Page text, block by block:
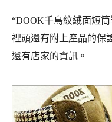
“DOOK千島紋絨面短
裡頭還有附上產品的保
還有店家的資訊。